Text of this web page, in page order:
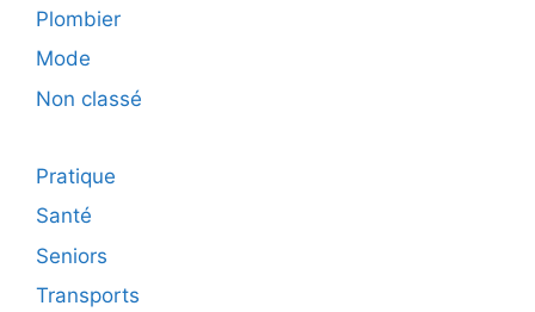
Plombier
Mode
Non classé
Pratique
Santé
Seniors
Transports